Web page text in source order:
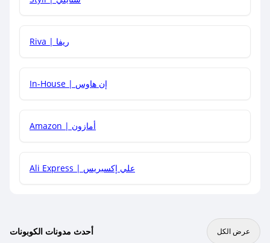
هل يمكنني جمع كود خصم مع العروض الأخرى؟
Riva | ريفا
In-House | إن هاوس
Amazon | أمازون
Ali Express | علي إكسبريس
أحدث مدونات الكوبونات عرض الكل